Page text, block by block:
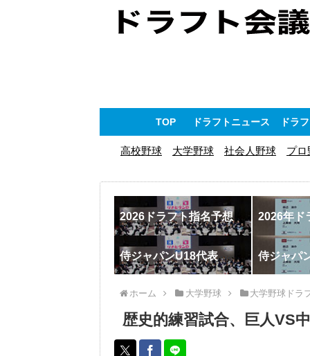
TOP ドラフトニュース ドラ
高校野球 大学野球 社会人野球 プロ
2026ドラフト指名予想 2026年ド
侍ジャパンU18代表 侍ジャパ
ホーム 大学野球 大学野球ドラ
歴史的練習試合、巨人VS